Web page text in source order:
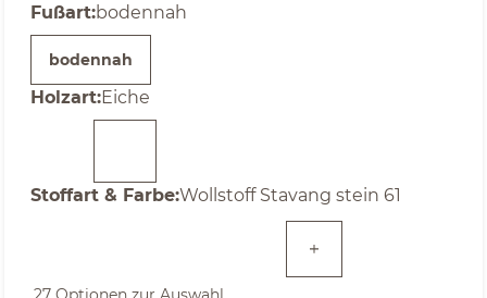
Fußartauswählen
:bodennah
bodennah
Holzartauswählen
:Eiche
Stoffart & Farbeauswählen
:Wollstoff Stavang stein 61